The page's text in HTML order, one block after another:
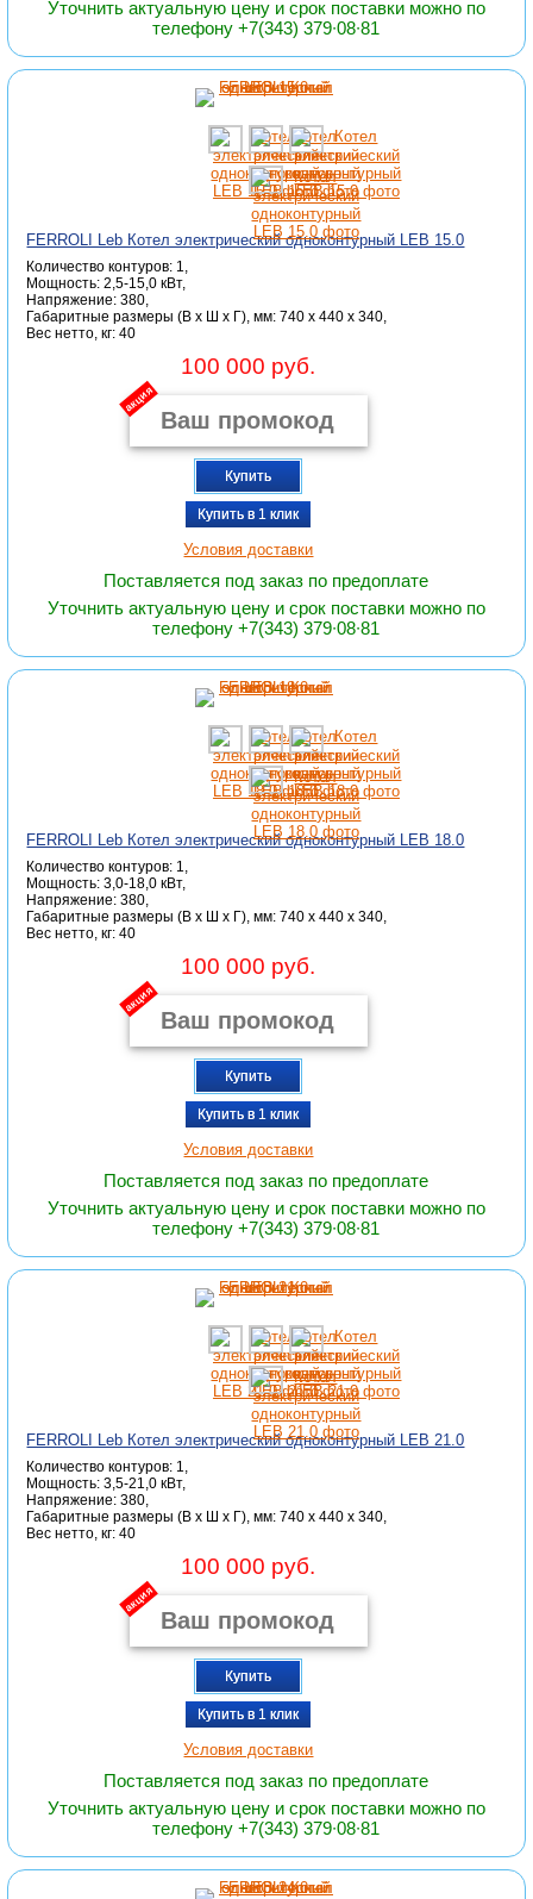
Уточнить актуальную цену и срок поставки можно по
телефону +7(343) 379∙08∙81
FERROLI Leb Котел электрический одноконтурный LEB 15.0
Количество контуров: 1,
Мощность: 2,5-15,0 кВт,
Напряжение: 380,
Габаритные размеры (В x Ш x Г), мм: 740 x 440 x 340,
Вес нетто, кг: 40
100 000 руб.
акция
Купить
Купить в 1 клик
Условия доставки
Поставляется под заказ по предоплате
Уточнить актуальную цену и срок поставки можно по
телефону +7(343) 379∙08∙81
FERROLI Leb Котел электрический одноконтурный LEB 18.0
Количество контуров: 1,
Мощность: 3,0-18,0 кВт,
Напряжение: 380,
Габаритные размеры (В x Ш x Г), мм: 740 x 440 x 340,
Вес нетто, кг: 40
100 000 руб.
акция
Купить
Купить в 1 клик
Условия доставки
Поставляется под заказ по предоплате
Уточнить актуальную цену и срок поставки можно по
телефону +7(343) 379∙08∙81
FERROLI Leb Котел электрический одноконтурный LEB 21.0
Количество контуров: 1,
Мощность: 3,5-21,0 кВт,
Напряжение: 380,
Габаритные размеры (В x Ш x Г), мм: 740 x 440 x 340,
Вес нетто, кг: 40
100 000 руб.
акция
Купить
Купить в 1 клик
Условия доставки
Поставляется под заказ по предоплате
Уточнить актуальную цену и срок поставки можно по
телефону +7(343) 379∙08∙81